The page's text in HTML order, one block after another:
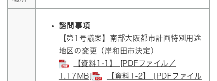
諮問事項
【第1号議案】南部大阪都市計画特別用途
地区の変更（岸和田市決定）​
【資料1-1】 [PDFファイル／
1.17MB]
【資料1-2】 [PDFファイル